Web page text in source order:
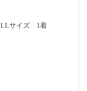
サイズ　1着